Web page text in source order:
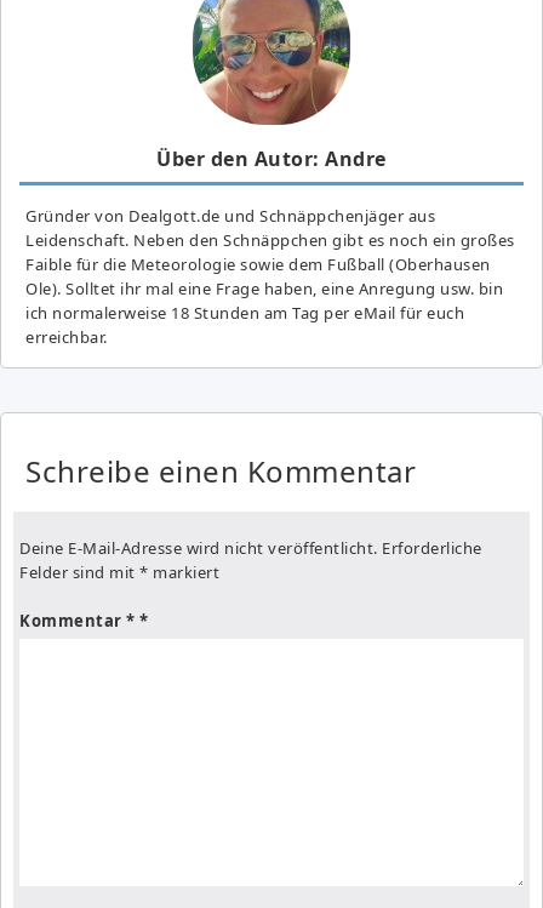
Über den Autor: Andre
Gründer von Dealgott.de und Schnäppchenjäger aus
Leidenschaft. Neben den Schnäppchen gibt es noch ein großes
Fai­ble für die Meteorologie sowie dem Fußball (Oberhausen
Ole). Solltet ihr mal eine Frage haben, eine Anregung usw. bin
ich normalerweise 18 Stunden am Tag per eMail für euch
erreichbar.
Schreibe einen Kommentar
Deine E-Mail-Adresse wird nicht veröffentlicht. Erforderliche
Felder sind mit * markiert
Kommentar *